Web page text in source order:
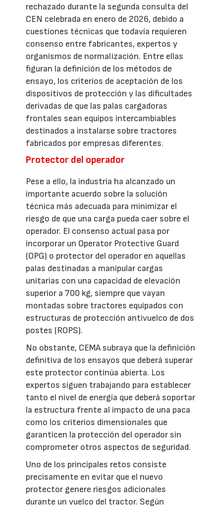
rechazado durante la segunda consulta del
CEN celebrada en enero de 2026, debido a
cuestiones técnicas que todavía requieren
consenso entre fabricantes, expertos y
organismos de normalización. Entre ellas
figuran la definición de los métodos de
ensayo, los criterios de aceptación de los
dispositivos de protección y las dificultades
derivadas de que las palas cargadoras
frontales sean equipos intercambiables
destinados a instalarse sobre tractores
fabricados por empresas diferentes.
Protector del operador
Pese a ello, la industria ha alcanzado un
importante acuerdo sobre la solución
técnica más adecuada para minimizar el
riesgo de que una carga pueda caer sobre el
operador. El consenso actual pasa por
incorporar un Operator Protective Guard
(OPG) o protector del operador en aquellas
palas destinadas a manipular cargas
unitarias con una capacidad de elevación
superior a 700 kg, siempre que vayan
montadas sobre tractores equipados con
estructuras de protección antivuelco de dos
postes (ROPS).
No obstante, CEMA subraya que la definición
definitiva de los ensayos que deberá superar
este protector continúa abierta. Los
expertos siguen trabajando para establecer
tanto el nivel de energía que deberá soportar
la estructura frente al impacto de una paca
como los criterios dimensionales que
garanticen la protección del operador sin
comprometer otros aspectos de seguridad.
Uno de los principales retos consiste
precisamente en evitar que el nuevo
protector genere riesgos adicionales
durante un vuelco del tractor. Según